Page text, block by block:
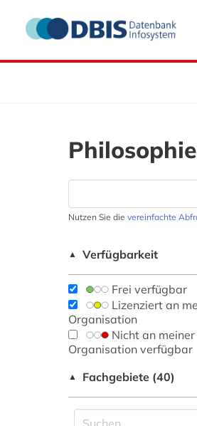
Philosophie
Nutzen Sie die vereinfachte
▲ Verfügbarkeit
Frei verfügbar
Lizenziert an
Organisation
Nicht an meiner
Organisation verfügbar
▲ Fachgebiete (40)